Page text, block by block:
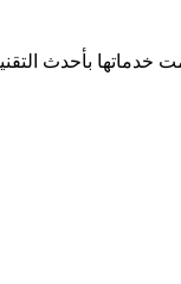
لوزارة التجارة والصناعة بسجل تجاري رقم 392254